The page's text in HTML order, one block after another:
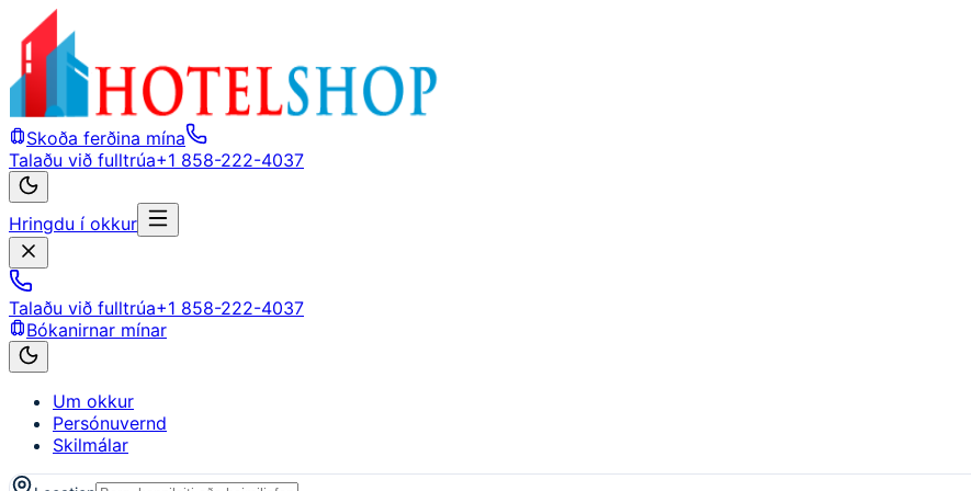
Skoða ferðina mína
Talaðu við fulltrúa+1 858-222-4037
Hringdu í okkur
Talaðu við fulltrúa+1 858-222-4037
Bókanirnar mínar
Um okkur
Persónuvernd
Skilmálar